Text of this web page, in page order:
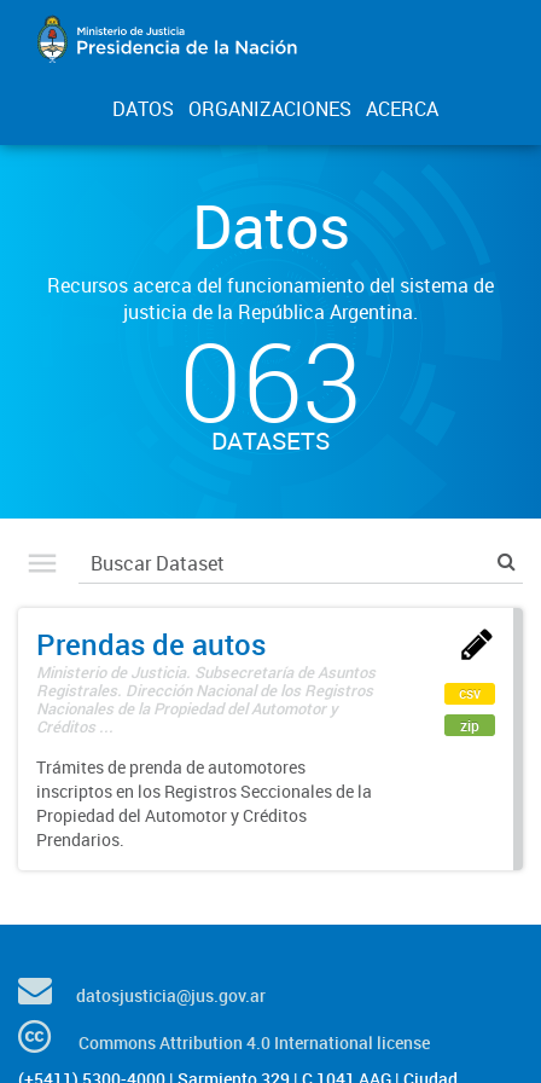
DATOS ORGANIZACIONES ACERCA
Datos
Recursos acerca del funcionamiento del sistema de
justicia de la República Argentina.
063
DATASETS
Prendas de autos
Ministerio de Justicia. Subsecretaría de Asuntos
Registrales. Dirección Nacional de los Registros
Nacionales de la Propiedad del Automotor y
Créditos ...
Trámites de prenda de automotores
inscriptos en los Registros Seccionales de la
Propiedad del Automotor y Créditos
Prendarios.
csv
zip
datosjusticia@jus.gov.ar
Commons Attribution 4.0 International license